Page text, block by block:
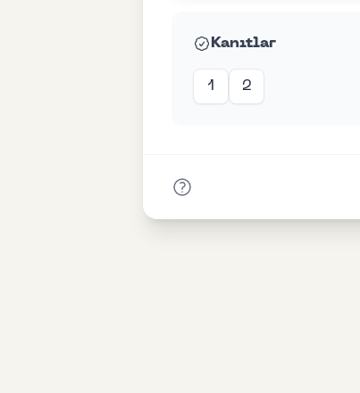
Kanıtlar
1 2